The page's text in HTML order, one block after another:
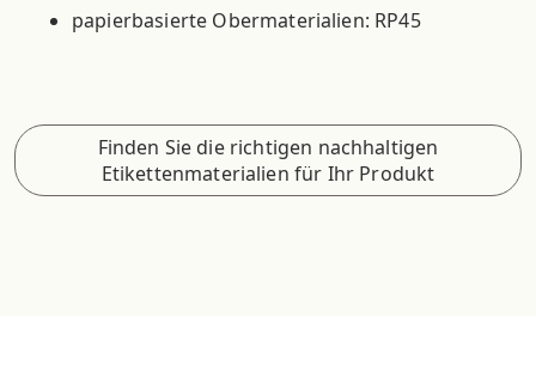
papierbasierte Obermaterialien: RP45
Finden Sie die richtigen nachhaltigen
Etikettenmaterialien für Ihr Produkt